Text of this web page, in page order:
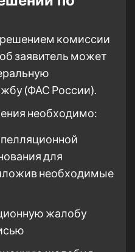
решением комиссии
заявитель может
(ФАС России).
необходимо:
для
необходимые
жалобу